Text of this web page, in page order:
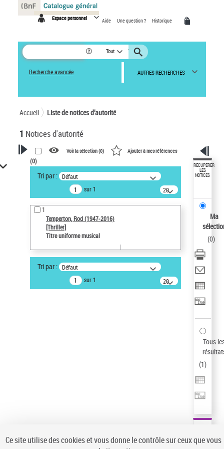
Espace personnel Aide Une question ? Historique
Tout
Recherche avancée AUTRES RECHERCHES
Accueil Liste de notices d’autorité
1 Notices d'autorité
VOTRE RECHERCHE
Recherche avancée dans les
notices d’autorité
Œuvres liées à l'auteur :
Temperton, Rod (1947-2016)
Type de notice d'autorité
Type de notice d'autorité
Voir la sélection (0) Ajouter à mes références
(0)
Tri par : Défaut
sur 1
20
résultats/page
1
Temperton, Rod (1947-2016)
[Thriller]
Titre uniforme musical
Tri par : Défaut
sur 1
20
résultats/page
RÉCUPÉRER
LES
NOTICES
Ma
(0)
Tous
(1)
Panneau de gestion des cookies
Ce site utilise des cookies et vous donne le contrôle sur ceux que vous